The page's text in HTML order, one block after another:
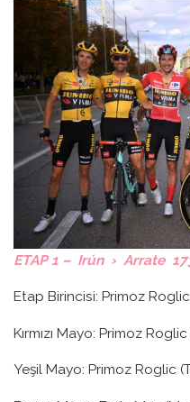
ETAP 1 – Irún › Arrate
Etap Birincisi: Primoz
Kırmızı Mayo: Primoz
Yeşil Mayo: Primoz Roglic